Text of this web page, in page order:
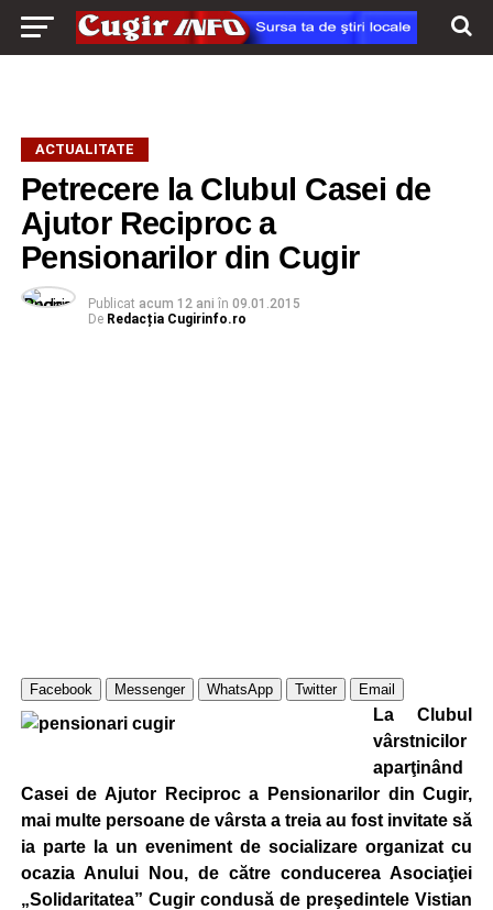
ACTUALITATE
Petrecere la Clubul Casei de
Ajutor Reciproc a
Pensionarilor din Cugir
Publicat acum 12 ani în 09.01.2015
De Redacția Cugirinfo.ro
Facebook Messenger WhatsApp Twitter Email
La Clubul
vârstnicilor
aparţi­nând
Casei de Ajutor Reciproc a Pensionarilor din Cugir,
mai multe persoane de vârsta a treia au fost invitate să
ia parte la un eveniment de socializare organizat cu
ocazia Anului Nou, de către conducerea Asociaţiei
„Solidaritatea” Cugir condusă de preşedintele Vistian